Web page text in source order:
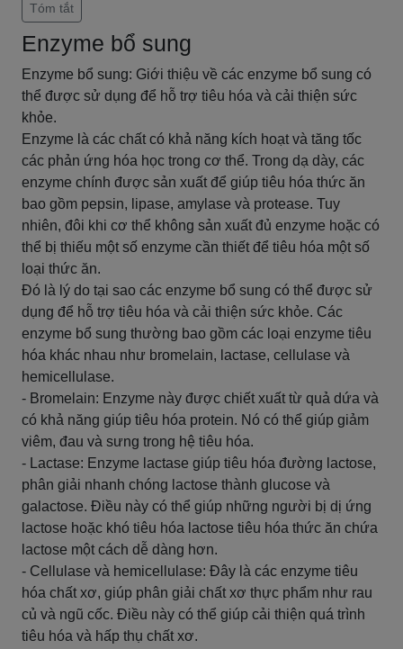
Tóm tắt
Enzyme bổ sung
Enzyme bổ sung: Giới thiệu về các enzyme bổ sung có
thể được sử dụng để hỗ trợ tiêu hóa và cải thiện sức
khỏe.
Enzyme là các chất có khả năng kích hoạt và tăng tốc
các phản ứng hóa học trong cơ thể. Trong dạ dày, các
enzyme chính được sản xuất để giúp tiêu hóa thức ăn
bao gồm pepsin, lipase, amylase và protease. Tuy
nhiên, đôi khi cơ thể không sản xuất đủ enzyme hoặc có
thể bị thiếu một số enzyme cần thiết để tiêu hóa một số
loại thức ăn.
Đó là lý do tại sao các enzyme bổ sung có thể được sử
dụng để hỗ trợ tiêu hóa và cải thiện sức khỏe. Các
enzyme bổ sung thường bao gồm các loại enzyme tiêu
hóa khác nhau như bromelain, lactase, cellulase và
hemicellulase.
- Bromelain: Enzyme này được chiết xuất từ quả dứa và
có khả năng giúp tiêu hóa protein. Nó có thể giúp giảm
viêm, đau và sưng trong hệ tiêu hóa.
- Lactase: Enzyme lactase giúp tiêu hóa đường lactose,
phân giải nhanh chóng lactose thành glucose và
galactose. Điều này có thể giúp những người bị dị ứng
lactose hoặc khó tiêu hóa lactose tiêu hóa thức ăn chứa
lactose một cách dễ dàng hơn.
- Cellulase và hemicellulase: Đây là các enzyme tiêu
hóa chất xơ, giúp phân giải chất xơ thực phẩm như rau
củ và ngũ cốc. Điều này có thể giúp cải thiện quá trình
tiêu hóa và hấp thụ chất xơ.